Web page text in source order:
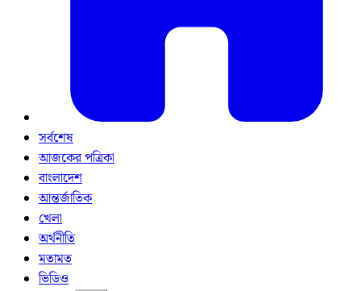
সর্বশেষ
আজকের পত্রিকা
বাংলাদেশ
আন্তর্জাতিক
খেলা
অর্থনীতি
মতামত
ভিডিও